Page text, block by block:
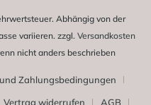
Abhängig von der
variieren. zzgl. Versandkosten
nicht anders beschrieben
Zahlungsbedingungen
Vertrag widerrufen AGB